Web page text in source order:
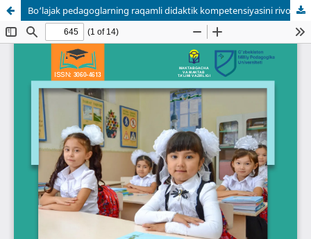
Bo‘lajak pedagoglarning raqamli didaktik kompetensiyasini rivojlantirish: muammo va yechimlar